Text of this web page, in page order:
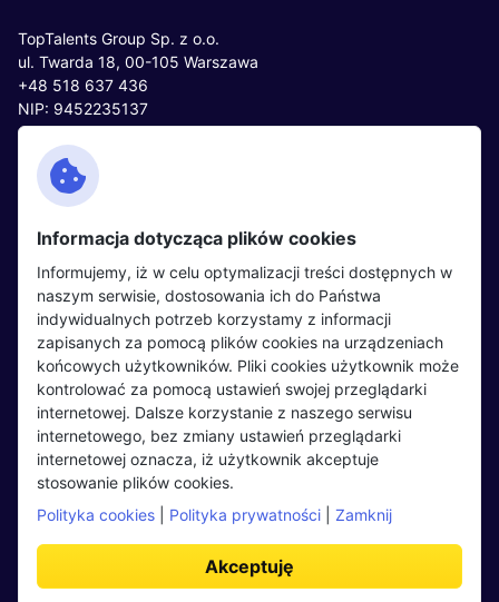
TopTalents Group Sp. z o.o.
ul. Twarda 18, 00-105 Warszawa
+48 518 637 436
NIP: 9452235137
Kontakt
Facebook
Twitter
LinkedIn
Partnerzy
Wydarzenia
Kandydaci
Regulamin kandydata
Oferty pracy
Pracodawcy
Opinie o pracodawcach
Blog
Pracodawcy
Regulamin pracodawcy
Dodaj ogłoszenie
Informacja dotycząca plików cookies
Informujemy, iż w celu optymalizacji treści dostępnych w
naszym serwisie, dostosowania ich do Państwa
indywidualnych potrzeb korzystamy z informacji
zapisanych za pomocą plików cookies na urządzeniach
końcowych użytkowników. Pliki cookies użytkownik może
kontrolować za pomocą ustawień swojej przeglądarki
internetowej. Dalsze korzystanie z naszego serwisu
internetowego, bez zmiany ustawień przeglądarki
internetowej oznacza, iż użytkownik akceptuje
stosowanie plików cookies.
Polityka cookies
Polityka prywatności Zamknij
Akceptuję